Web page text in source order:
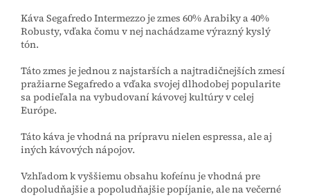
Káva Segafredo Intermezzo je zmes 60% Arabiky a 40%
Robusty, vďaka čomu v nej nachádzame výrazný kyslý
tón.
Táto zmes je jednou z najstarších a najtradičnejších zmesí
pražiarne Segafredo a vďaka svojej dlhodobej popularite
sa podieľala na vybudovaní kávovej kultúry v celej
Európe.
Táto káva je vhodná na prípravu nielen espressa, ale aj
iných kávových nápojov.
Vzhľadom k vyššiemu obsahu kofeínu je vhodná pre
dopoludňajšie a popoludňajšie popíjanie, ale na večerné